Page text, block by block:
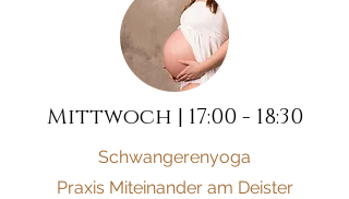
Mittwoch | 17:00 - 18:30
Schwangerenyoga
Praxis Miteinander am Deister